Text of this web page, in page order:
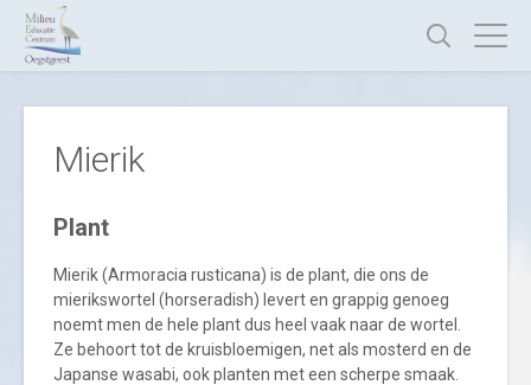
Mierik
Plant
Mierik (Armoracia rusticana) is de plant, die ons de
mierikswortel (horseradish) levert en grappig genoeg
noemt men de hele plant dus heel vaak naar de wortel.
Ze behoort tot de kruisbloemigen, net als mosterd en de
Japanse wasabi, ook planten met een scherpe smaak.